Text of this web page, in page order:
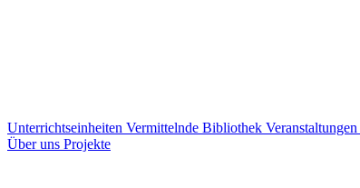
Unterrichtseinheiten Vermittelnde Bibliothek Veranstaltungen
Über uns Projekte